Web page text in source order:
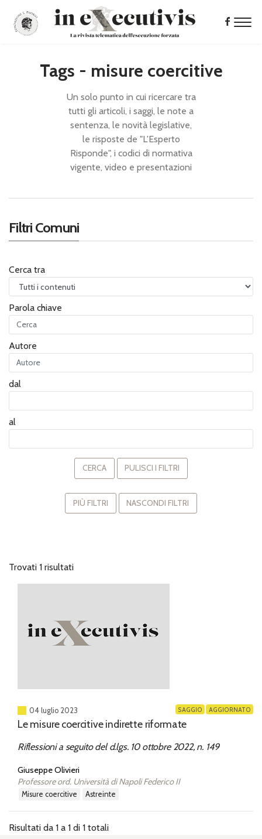
Tags - misure coercitive
Un solo punto in cui ricercare tra
tutti gli articoli, i saggi, le note a
sentenza, le novità legislative,
le risposte de "L'Esperto
Risponde", i codici di normativa
vigente, video e presentazioni
Filtri Comuni
Cerca tra
Parola chiave
Autore
dal
al
CERCA PULISCI I FILTRI
PIÙ FILTRI NASCONDI FILTRI
Trovati 1 risultati
04 luglio 2023 AGGIORNATO
SAGGIO
Le misure coercitive indirette riformate
Riflessioni a seguito del d.lgs. 10 ottobre 2022, n. 149
Giuseppe Olivieri
Professore ord. Università di Napoli Federico II
misure coercitive astreinte
Risultati da 1 a 1 di 1 totali